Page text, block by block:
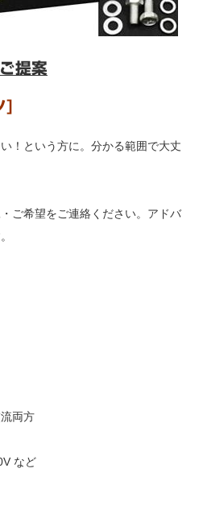
提案
]
！という方に。分かる範囲で大丈
ご希望をご連絡ください。アドバ
両方
など